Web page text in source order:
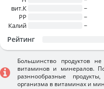
вит.К
~
PP
~
Калий
~
Рейтинг
Большинство продуктов
витаминов и минералов.
разннообразные
организма в витаминах и